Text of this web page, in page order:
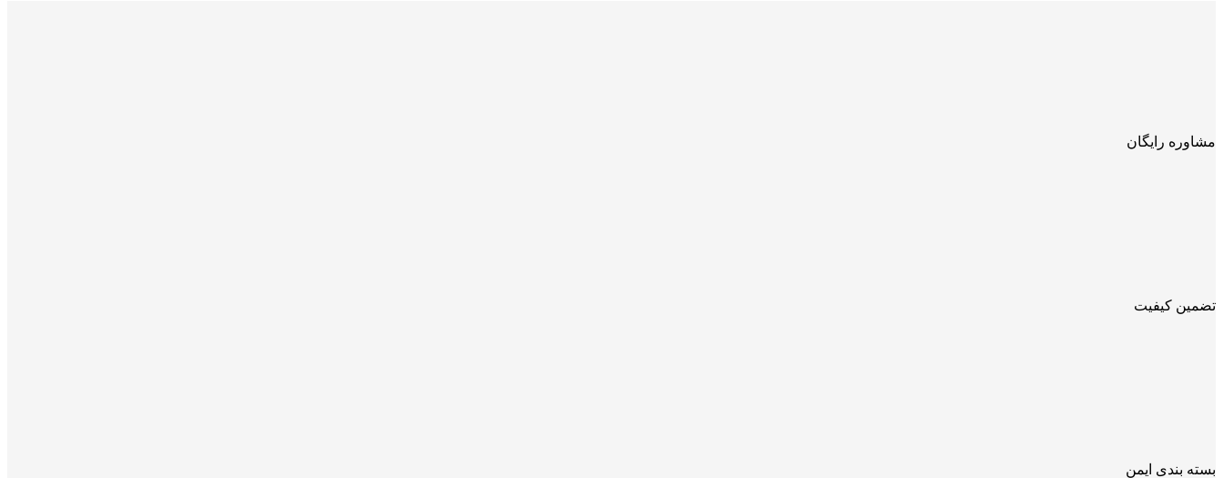
مشاوره رایگان
تضمین کیفیت
بسته بندی ایمن